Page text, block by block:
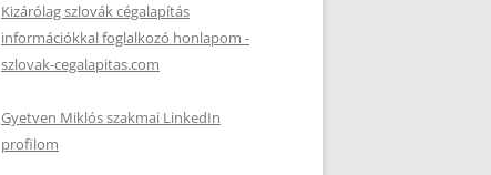
Kizárólag szlovák cégalapítás
információkkal foglalkozó honlapom -
szlovak-cegalapitas.com
Gyetven Miklós szakmai LinkedIn
profilom